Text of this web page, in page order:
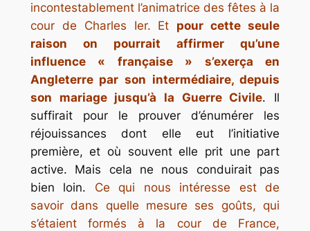
incontestablement l’animatrice des fêtes à la
cour de Charles Ier. Et pour cette seule
raison on pourrait affirmer qu’une
influence « française » s’exerça en
Angleterre par son intermédiaire, depuis
son mariage jusqu’à la Guerre Civile. Il
suffirait pour le prouver d’énumérer les
réjouissances dont elle eut l’initiative
première, et où souvent elle prit une part
active. Mais cela ne nous conduirait pas
bien loin. Ce qui nous intéresse est de
savoir dans quelle mesure ses goûts, qui
s’étaient formés à la cour de France,